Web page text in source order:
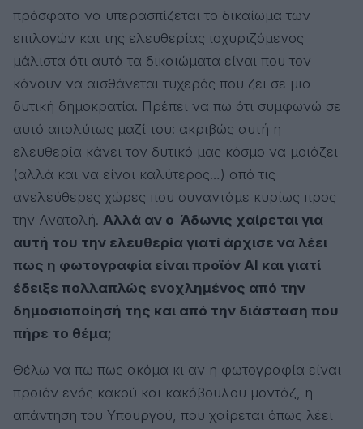
πρόσφατα να υπερασπίζεται το δικαίωμα των
επιλογών και της ελευθερίας ισχυριζόμενος
μάλιστα ότι αυτά τα δικαιώματα είναι που τον
κάνουν να αισθάνεται τυχερός που ζει σε μια
δυτική δημοκρατία. Πρέπει να πω ότι συμφωνώ σε
αυτό απολύτως μαζί του: ακριβώς αυτή η
ελευθερία κάνει τον δυτικό μας κόσμο να μοιάζει
(αλλά και να είναι καλύτερος…) από τις
ανελεύθερες χώρες που συναντάμε κυρίως προς
την Ανατολή. Αλλά αν ο Άδωνις χαίρεται για
αυτή του την ελευθερία γιατί άρχισε να λέει
πως η φωτογραφία είναι προϊόν ΑΙ και γιατί
έδειξε πολλαπλώς ενοχλημένος από την
δημοσιοποίησή της και από την διάσταση που
πήρε το θέμα;
Θέλω να πω πως ακόμα κι αν η φωτογραφία είναι
προϊόν ενός κακού και κακόβουλου μοντάζ, η
απάντηση του Υπουργού, που χαίρεται όπως λέει